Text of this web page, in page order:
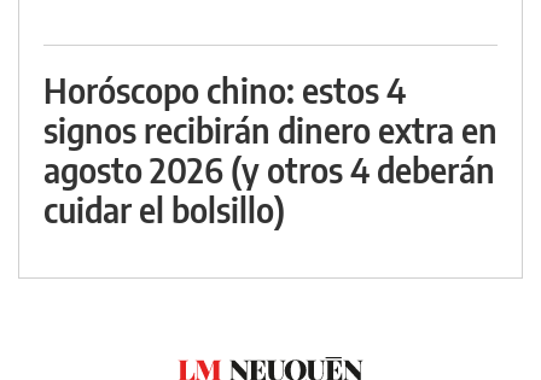
Horóscopo chino: estos 4
signos recibirán dinero extra en
agosto 2026 (y otros 4 deberán
cuidar el bolsillo)